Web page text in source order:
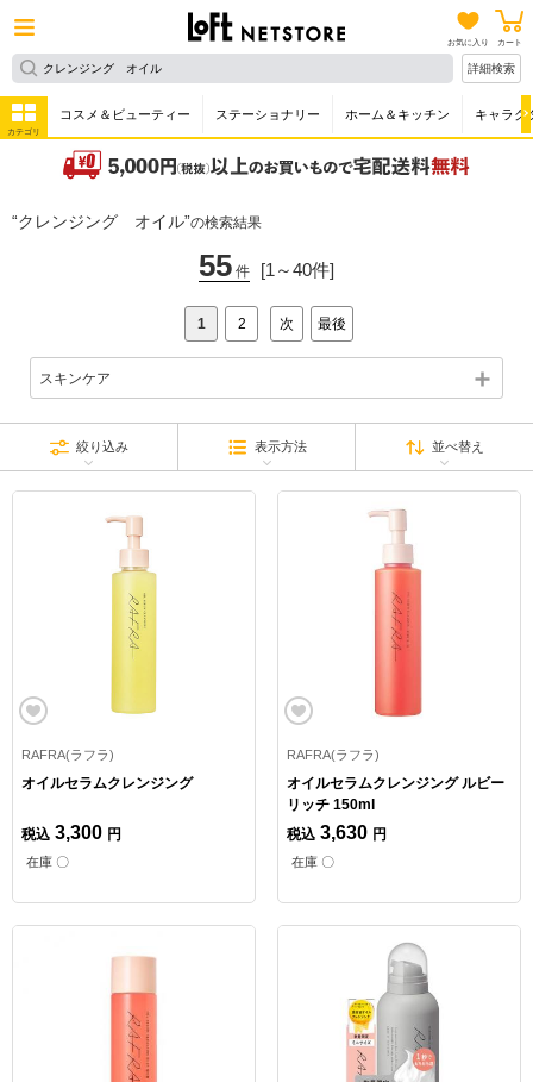
お気に入り カート
詳細検索
カテゴリ
コスメ＆ビューティー ステーショナリー ホーム＆キッチン キャラク
クレンジング オイル の検索結果
55 件 [1～40件]
1 2 次 最後
スキンケア
絞り込み 表示方法 並べ替え
RAFRA(ラフラ)
オイルセラムクレンジング
税込 3,300 円
在庫 〇
RAFRA(ラフラ)
オイルセラムクレンジング ルビー
リッチ 150ml
税込 3,630 円
在庫 〇